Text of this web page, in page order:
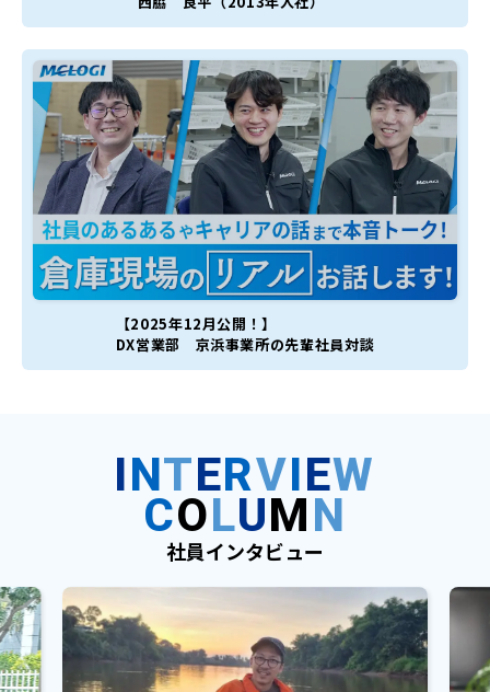
【2025年12月公開！】
DX営業部 京浜事業所の先輩社員対談
INTERVIEW
COLUMN
社員インタビュー